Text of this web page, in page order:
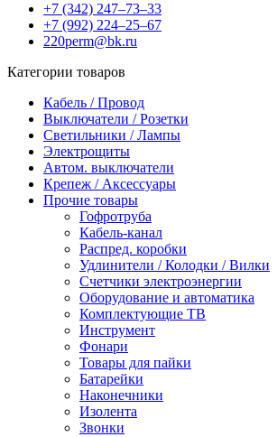
+7 (342) 247‒73‒33
+7 (992) 224‒25‒67
220perm@bk.ru
Категории товаров
Кабель / Провод
Выключатели / Розетки
Светильники / Лампы
Электрощиты
Автом. выключатели
Крепеж / Аксессуары
Прочие товары
Гофротруба
Кабель-канал
Распред. коробки
Удлинители / Колодки / Вилки
Счетчики электроэнергии
Оборудование и автоматика
Комплектующие ТВ
Инструмент
Фонари
Товары для пайки
Батарейки
Наконечники
Изолента
Звонки